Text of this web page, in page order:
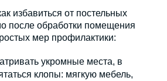
избавиться от постельных
после обработки помещения
мер профилактики:
укромные места, в
клопы: мягкую мебель,